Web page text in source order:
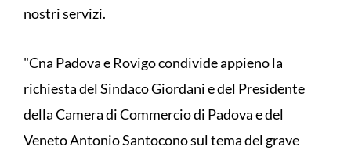
nostri servizi.
"Cna Padova e Rovigo condivide appieno la
richiesta del Sindaco Giordani e del Presidente
della Camera di Commercio di Padova e del
Veneto Antonio Santocono sul tema del grave